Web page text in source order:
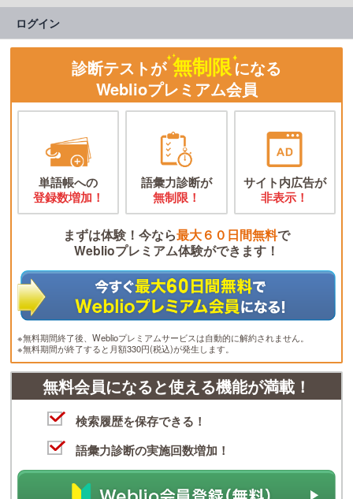
ログイン
診断テストが 無制限になる
Weblioプレミアム会員
単語帳への
登録数増加！
語彙力診断が
無制限！
サイト内広告が
非表示！
まずは体験！今なら最大６０日間無料で
Weblioプレミアム体験ができます！
※無料期間終了後、Weblioプレミアムサービスは自動的に解約されません。
※無料期間が終了すると月額330円(税込)が発生します。
無料会員になると使える機能が満載！
検索履歴を保存できる！
語彙力診断の実施回数増加！